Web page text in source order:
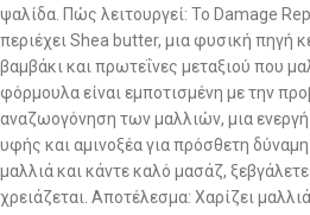
ψαλίδα. Πώς λειτουργεί: Το Damage
περιέχει Shea butter, μια φυσική πηγή
βαμβάκι και πρωτεΐνες μεταξιού που
φόρμουλα είναι εμποτισμένη με την
αναζωογόνηση των μαλλιών, μια
υφής και αμινοξέα για πρόσθετη
μαλλιά και κάντε καλό μασάζ,
χρειάζεται. Αποτέλεσμα: Χαρίζει